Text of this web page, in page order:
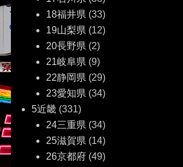
18福井県(33)
19山梨県(12)
20長野県(2)
21岐阜県(9)
22静岡県(29)
23愛知県(34)
5近畿(331)
24三重県(34)
25滋賀県(14)
26京都府(49)